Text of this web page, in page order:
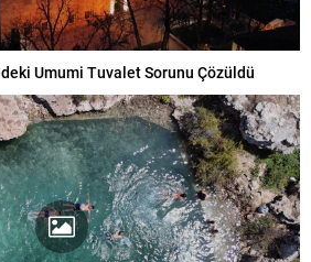
Umumi Tuvalet Sorunu Çözüldü